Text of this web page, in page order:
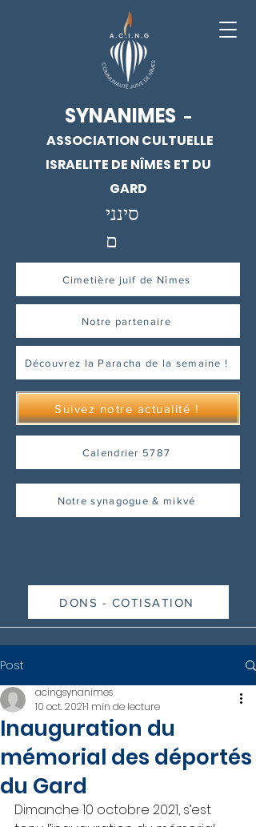
SYNANIMES -
ASSOCIATION CULTUELLE
ISRAELITE DE NÎMES ET DU
GARD
סינני
ם
Cimetière juif de Nîmes
Notre partenaire
Découvrez la Paracha de la semaine !
Suivez notre actualité !
Calendrier 5787
Notre synagogue & mikvé
DONS - COTISATION
Post
Inauguration du
mémorial des déportés
du Gard
acingsynanimes
10 oct. 20211 min de lecture
Dimanche 10 octobre 2021, s’est